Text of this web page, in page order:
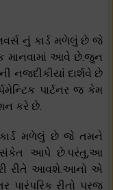
નું કાર્ડ મળેલું છે જે
આવે છે.જુન
નજદીકીયાં દાર્શવે છે
પાર્ટનર જ કેમ
કરે છે.
કાર્ડ મળેલું છે જે તમને
સંકેત આપે છે.પરંતુ,આ
રીતે આવશે.આનો એ
રીતો પરજ